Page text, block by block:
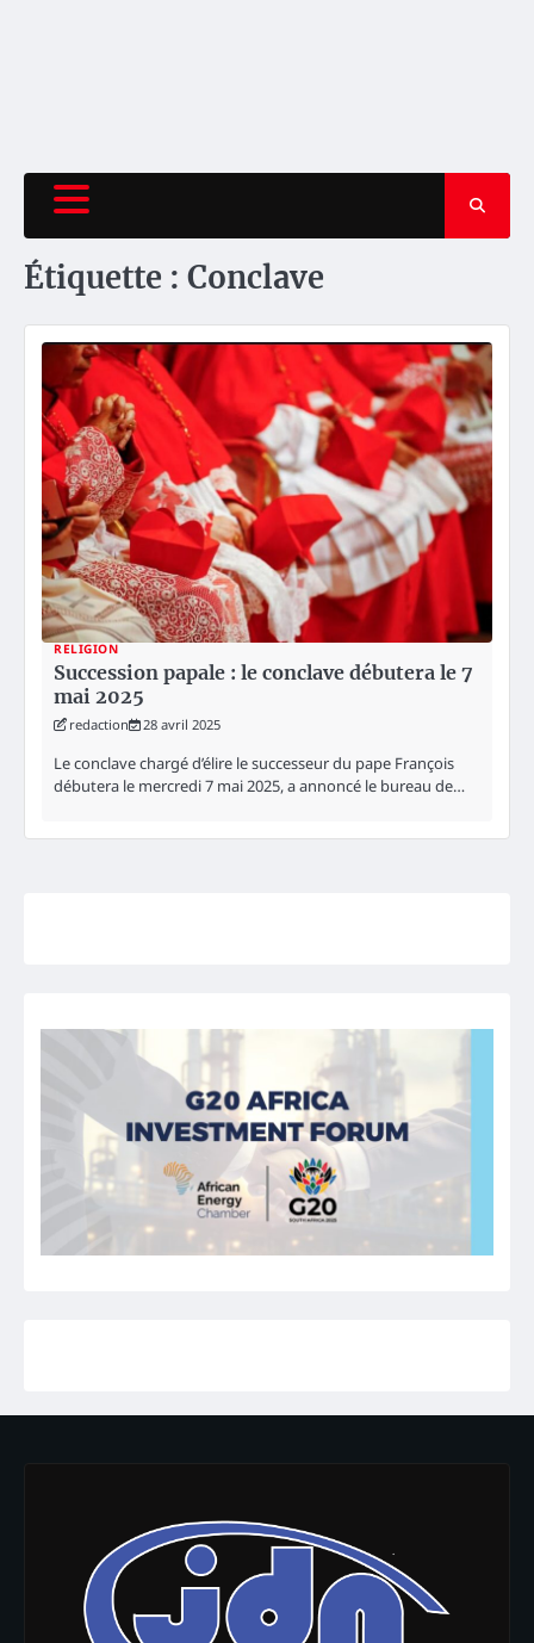
Étiquette : Conclave
RELIGION
Succession papale : le conclave débutera le 7
mai 2025
redaction 28 avril 2025
Le conclave chargé d’élire le successeur du pape François
débutera le mercredi 7 mai 2025, a annoncé le bureau de…